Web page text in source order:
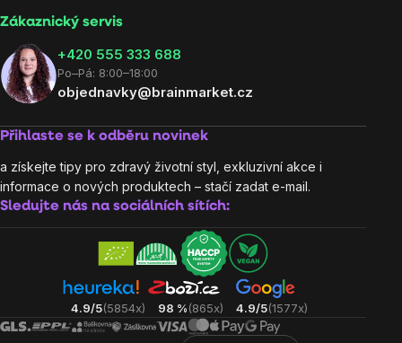
Zákaznický servis
‭+420 555 333 688
Po–Pá: 8:00–18:00
objednavky@brainmarket.cz
Přihlaste se k odběru novinek
a získejte tipy pro zdravý životní styl, exkluzivní akce i
informace o nových produktech – stačí zadat e-mail.
Sledujte nás na sociálních sítích:
4.9/5(5854x) 98 %(865x) 4.9/5(1577x)